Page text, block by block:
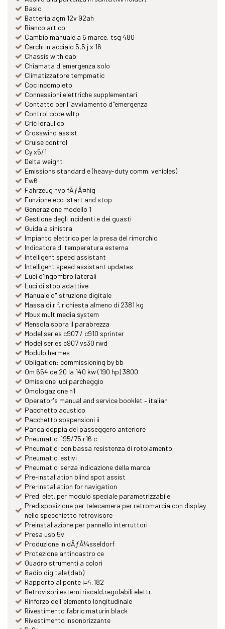
Basic
Batteria agm 12v 92ah
Bianco artico
Cambio manuale a 6 marce, tsg 480
Cerchi in acciaio 5,5 j x 16
Chassis with cab
Chiamata d"emergenza solo
Climatizzatore tempmatic
Coc incompleto
Connessioni elettriche supplementari
Contatto per l"avviamento d"emergenza
Control code wltp
Cric idraulico
Crosswind assist
Cruise control
Cy x5/1
Delta weight
Emissions standard e (heavy-duty comm. vehicles)
Ew6
Fahrzeug hvo fÃƒÂ¤hig
Funzione eco-start and stop
Generazione modello 1
Gestione degli incidenti e dei guasti
Guida a sinistra
Impianto elettrico per la presa del rimorchio
Indicatore di temperatura esterna
Intelligent speed assistant
Intelligent speed assistant updates
Luci d'ingombro laterali
Luci di stop adattive
Manuale d"istruzione digitale
Massa di rif. richiesta almeno di 2381 kg
Mbux multimedia system
Mensola sopra il parabrezza
Model series c907 / c910 sprinter
Model series c907 vs30 rwd
Modulo hermes
Obligation: commissioning by bb
Om 654 de 20 la 140 kw (190 hp) 3800
Omissione luci parcheggio
Omologazione n1
Operator's manual and service booklet – italian
Pacchetto acustico
Pacchetto sospensioni ii
Panca doppia del passeggero anteriore
Pneumatici 195/75 r16 c
Pneumatici con bassa resistenza di rotolamento
Pneumatici estivi
Pneumatici senza indicazione della marca
Pre-installation blind spot assist
Pre-installation for navigation
Pred. elet. per modulo speciale parametrizzabile
Predisposizione per telecamera per retromarcia con display
nello specchietto retrovisore
Preinstallazione per pannello interruttori
Presa usb 5v
Produzione in dÃƒÂ¼sseldorf
Protezione antincastro ce
Quadro strumenti a colori
Radio digitale (dab)
Rapporto al ponte i=4,182
Retrovisori esterni riscald.regolabili elettr.
Rinforzo dell"elemento longitudinale
Rivestimento fabric maturin black
Rivestimento insonorizzante